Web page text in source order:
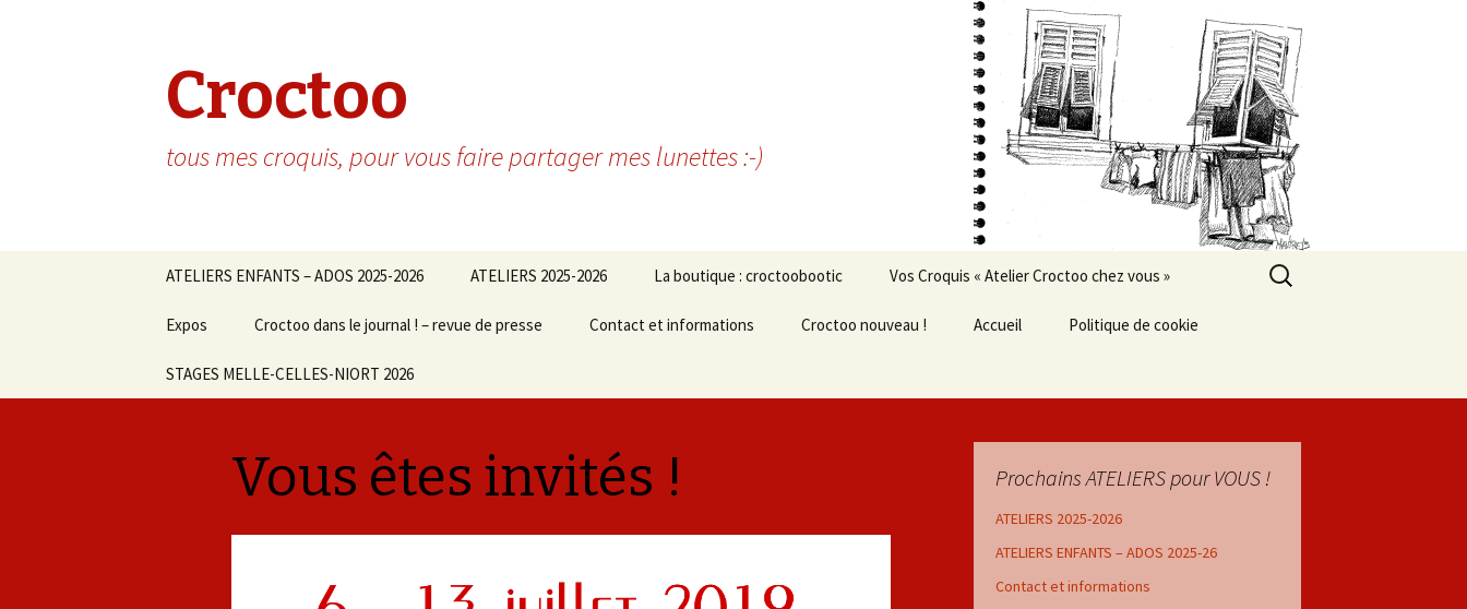
Croctoo
tous mes croquis, pour vous faire partager mes lunettes :-)
Aller au contenu principal
ATELIERS ENFANTS – ADOS 2025-2026 ATELIERS 2025-2026 La boutique : croctoobootic Vos Croquis « Atelier Croctoo chez vous »
Expos Croctoo dans le journal ! – revue de presse Contact et informations Croctoo nouveau ! Accueil Politique de cookie
STAGES MELLE-CELLES-NIORT 2026
Rechercher :
Vous êtes invités ! Prochains ATELIERS pour VOUS !
ATELIERS 2025-2026
ATELIERS ENFANTS – ADOS 2025-26
Contact et informations